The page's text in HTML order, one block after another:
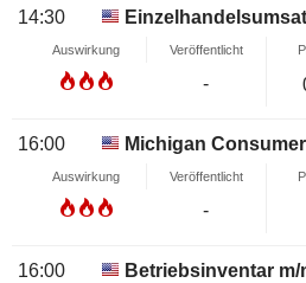
14:30
Auswirkung Veröffentlicht
-
16:00 Michigan
Auswirkung Veröffentlicht
-
16:00 Betriebsinventar m/